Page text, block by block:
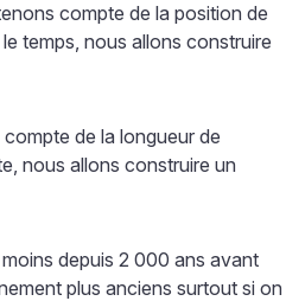
compte de la position de
temps, nous allons construire
de la longueur de
nous allons construire un
depuis 2 000 ans avant
plus anciens surtout si on